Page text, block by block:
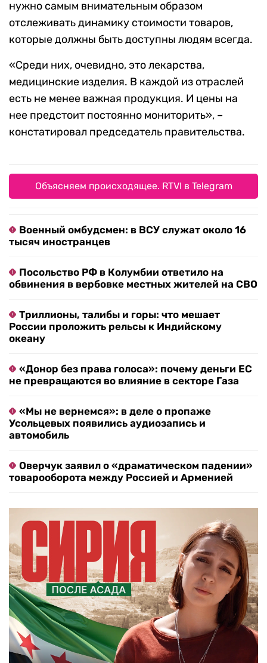
нужно самым внимательным образом
отслеживать динамику стоимости товаров,
которые должны быть доступны людям всегда.
«Среди них, очевидно, это лекарства,
медицинские изделия. В каждой из отраслей
есть не менее важная продукция. И цены на
нее предстоит постоянно мониторить», –
констатировал председатель правительства.
Объясняем происходящее. RTVI в Telegram
Военный омбудсмен: в ВСУ служат около 16
тысяч иностранцев
Посольство РФ в Колумбии ответило на
обвинения в вербовке местных жителей на СВО
Триллионы, талибы и горы: что мешает
России проложить рельсы к Индийскому
океану
«Донор без права голоса»: почему деньги ЕС
не превращаются во влияние в секторе Газа
«Мы не вернемся»: в деле о пропаже
Усольцевых появились аудиозапись и
автомобиль
Оверчук заявил о «драматическом падении»
товарооборота между Россией и Арменией